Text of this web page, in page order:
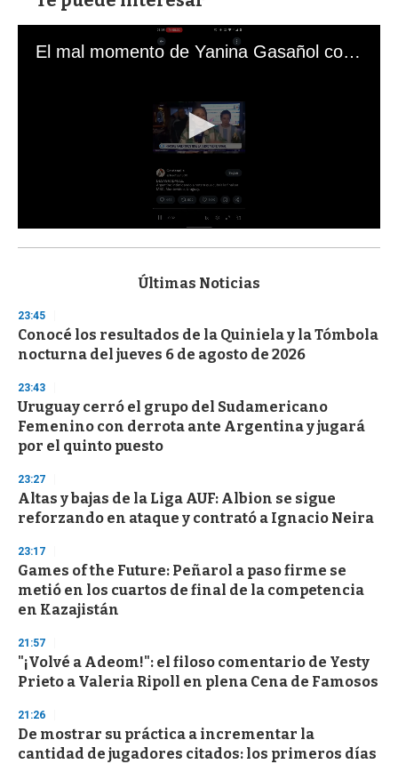
El mal momento de Yanina Gasañol con un hincha argentino en "Subrayado"
s
d
s
o
f
3
s
e
c
o
d
s
Últimas Noticias
23:45
Conocé los resultados de la Quiniela y la Tómbola
nocturna del jueves 6 de agosto de 2026
23:43
Uruguay cerró el grupo del Sudamericano
Femenino con derrota ante Argentina y jugará
por el quinto puesto
23:27
Altas y bajas de la Liga AUF: Albion se sigue
reforzando en ataque y contrató a Ignacio Neira
23:17
Games of the Future: Peñarol a paso firme se
metió en los cuartos de final de la competencia
en Kazajistán
21:57
"¡Volvé a Adeom!": el filoso comentario de Yesty
Prieto a Valeria Ripoll en plena Cena de Famosos
21:26
De mostrar su práctica a incrementar la
cantidad de jugadores citados: los primeros días